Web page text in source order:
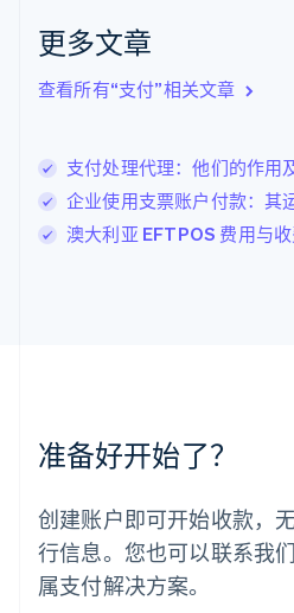
更多文章
查看所有“支付”相关文章
支付处理代理：他们的作用
企业使用支票账户付款：其
澳大利亚 EFTPOS 费用与
准备好开始了？
创建账户即可开始收款，
行信息。您也可以联系我
属支付解决方案。
English
English
卢森堡
罗马尼亚
English
挪威
葡萄牙
Português English
日本
日本語English
瑞典